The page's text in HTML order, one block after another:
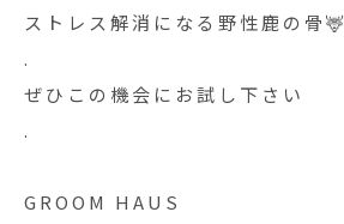
ストレス解消になる野性鹿の骨🦌
.
ぜひこの機会にお試し下さい︎
.
GROOM HAUS